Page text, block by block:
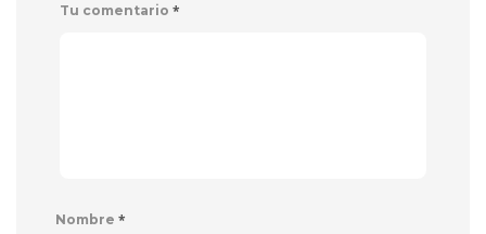
Tu comentario *
Nombre *